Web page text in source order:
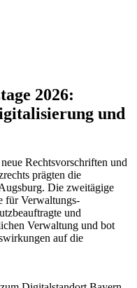
2026:
und
Rechtsvorschriften und
prägten die
Die zweitägige
für Verwaltungs-
und
Verwaltung und bot
auf die